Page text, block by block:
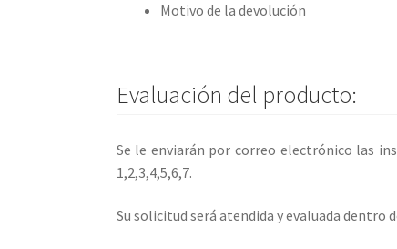
Motivo de la devolución
Evaluación del producto:
Se le enviarán por correo electrónico las
1,2,3,4,5,6,7.
Su solicitud será atendida y evaluada dentro